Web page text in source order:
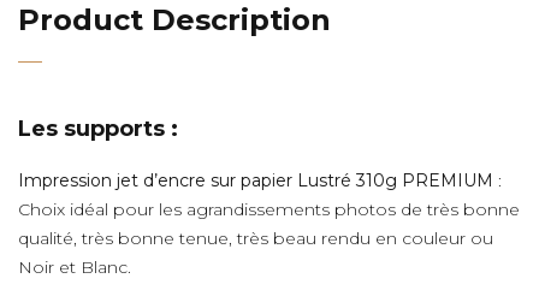
Product Description
Les supports :
Impression jet d’encre sur papier Lustré 310g PREMIUM :
Choix idéal pour les agrandissements photos de très bonne
qualité, très bonne tenue, très beau rendu en couleur ou
Noir et Blanc.